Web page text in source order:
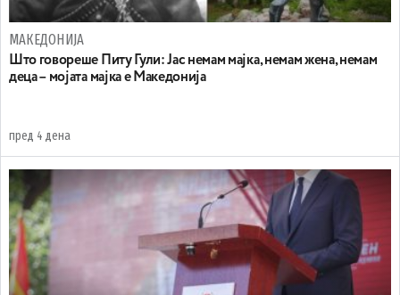
МАКЕДОНИЈА
Што говореше Питу Гули: Јас немам мајка, немам жена, немам
деца – мојата мајка е Македонија
пред 4 дена